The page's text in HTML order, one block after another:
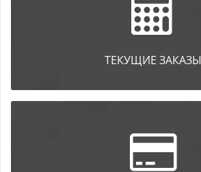
ТЕКУЩИЕ ЗАКАЗЫ